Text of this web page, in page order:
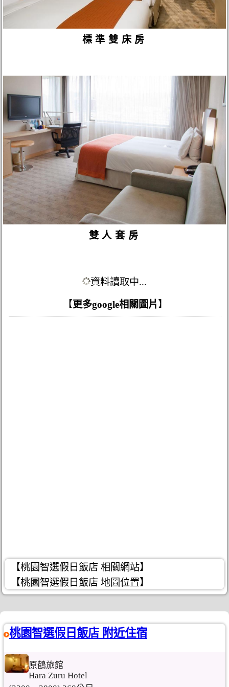
標準雙床房
雙人套房
資料讀取中...
【 更多google相關圖片 】
【桃園智選假日飯店 相關網站】
【桃園智選假日飯店 地圖位置】
桃園智選假日飯店 附近住宿
原鶴旅館
Hara Zuru Hotel